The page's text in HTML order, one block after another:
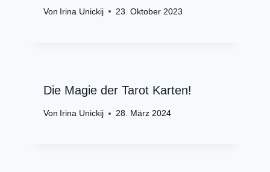
Von Irina Unickij 23. Oktober 2023
Die Magie der Tarot Karten!
Von Irina Unickij 28. März 2024